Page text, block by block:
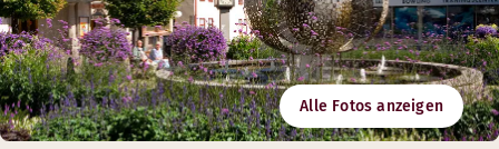
Alle Fotos anzeigen